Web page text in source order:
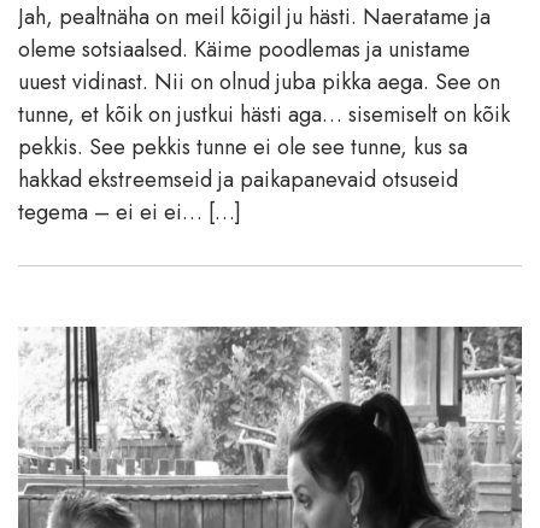
Jah, pealtnäha on meil kõigil ju hästi. Naeratame ja
oleme sotsiaalsed. Käime poodlemas ja unistame
uuest vidinast. Nii on olnud juba pikka aega. See on
tunne, et kõik on justkui hästi aga… sisemiselt on kõik
pekkis. See pekkis tunne ei ole see tunne, kus sa
hakkad ekstreemseid ja paikapanevaid otsuseid
tegema – ei ei ei… […]